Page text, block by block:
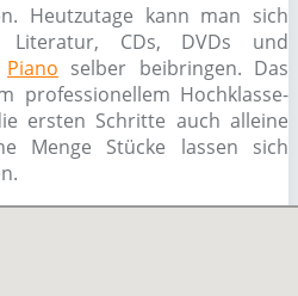
Heutzutage kann man sich
CDs, DVDs und
Piano selber beibringen. Das
professionellem Hochklasse-
ersten Schritte auch alleine
Menge Stücke lassen sich